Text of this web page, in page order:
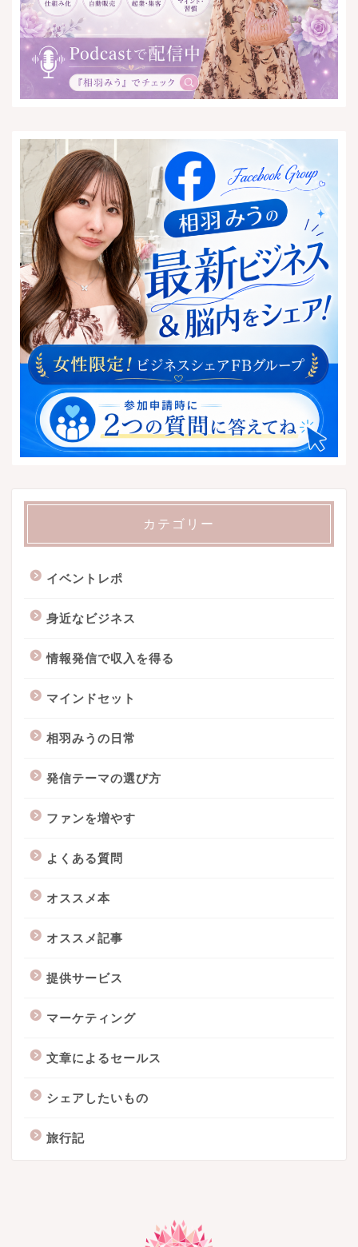
カテゴリー
イベントレポ
身近なビジネス
情報発信で収入を得る
マインドセット
相羽みうの日常
発信テーマの選び方
ファンを増やす
よくある質問
オススメ本
オススメ記事
提供サービス
マーケティング
文章によるセールス
シェアしたいもの
旅行記